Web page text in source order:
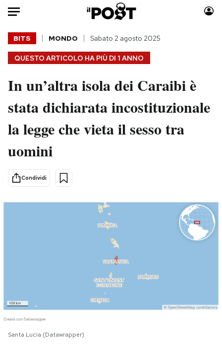
Auto
HOME
Italia
Politica
Tecnologia
Internet
Scienza
Cultura
Economia
Moda
Consumismi
Storie/Idee
I MIEI PREFERITI
QUESTO ARTICOLO HA PIÙ DI 1 ANNO
BITS MONDO Sabato 2 agosto 2025
In un’altra isola dei Caraibi è
stata dichiarata incostituzionale
la legge che vieta il sesso tra
uomini
Condividi
Santa Lucia (Datawrapper)